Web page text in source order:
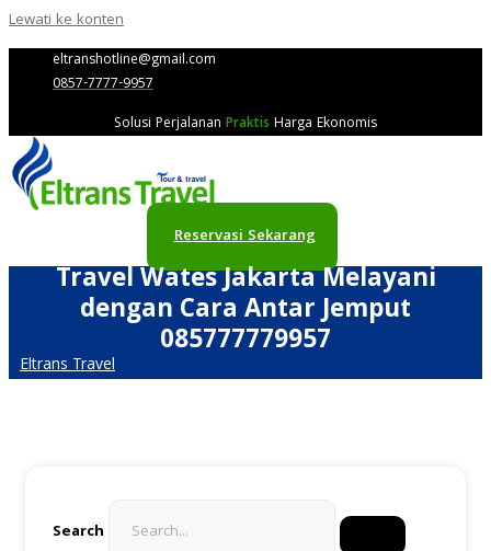
Lewati ke konten
eltranshotline@gmail.com
0857-7777-9957
Solusi Perjalanan Praktis Harga Ekonomis
Reservasi Sekarang
Travel Wates Jakarta Melayani
dengan Cara Antar Jemput
085777779957
Eltrans Travel
Search